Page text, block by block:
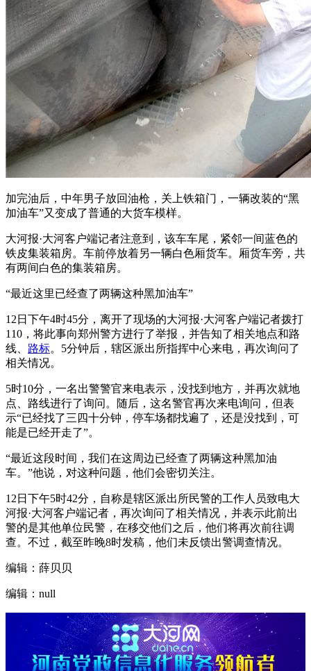
加完油后，中年男子放回油枪，关上铁箱门，一辆改装的“黑
加油车”又变成了普通的大货车模样。
大河报·大河客户端记者注意到，该车车尾，紧邻一间蓝色的
铁皮集装箱房。车前停放着另一辆白色厢货车。厢货车旁，共
有两间白色的集装箱房。
“最近这里已经查了两辆这种黑加油车”
12日下午4时45分，离开了现场的大河报·大河客户端记者拨打
110，将此事向郑州警方进行了举报，并告知了相关地点和路
线、 路标。5分钟后，辖区派出所指挥中心来电，再次询问了
相关情况。
5时10分，一名出警警官来电表示，没找到地方，并再次就地
点、路线进行了询问。随后，这名警官再次来电询问，但表
示“已经找了三四十分钟，停车场都找遍了，还是没找到，可
能是已经开走了”。
“最近这段时间，我们在这周边已经查了两辆这种黑加油
车。”他说，对这种问题，他们会密切关注。
12日下午5时42分，自称是辖区派出所民警的工作人员致电大
河报·大河客户端记者，再次询问了相关情况，并表示此前出
警的是其他单位民警，在移交他们之后，他们将再次前往调
查。不过，截至昨晚8时发稿，他们未反馈出警调查情况。
编辑：薛贝贝
编辑：null